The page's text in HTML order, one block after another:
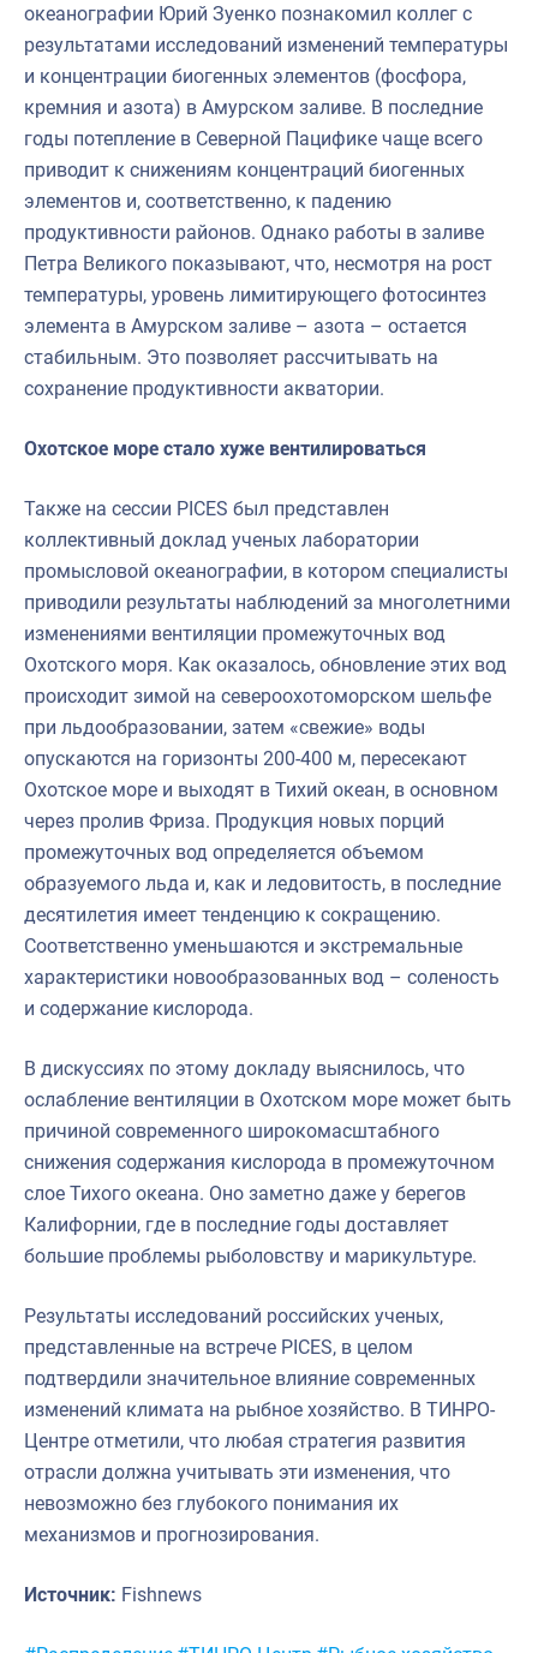
океанографии Юрий Зуенко познакомил коллег с
результатами исследований изменений температуры
и концентрации биогенных элементов (фосфора,
кремния и азота) в Амурском заливе. В последние
годы потепление в Северной Пацифике чаще всего
приводит к снижениям концентраций биогенных
элементов и, соответственно, к падению
продуктивности районов. Однако работы в заливе
Петра Великого показывают, что, несмотря на рост
температуры, уровень лимитирующего фотосинтез
элемента в Амурском заливе – азота – остается
стабильным. Это позволяет рассчитывать на
сохранение продуктивности акватории.
Охотское море стало хуже вентилироваться
Также на сессии PICES был представлен
коллективный доклад ученых лаборатории
промысловой океанографии, в котором специалисты
приводили результаты наблюдений за многолетними
изменениями вентиляции промежуточных вод
Охотского моря. Как оказалось, обновление этих вод
происходит зимой на североохотоморском шельфе
при льдообразовании, затем «свежие» воды
опускаются на горизонты 200-400 м, пересекают
Охотское море и выходят в Тихий океан, в основном
через пролив Фриза. Продукция новых порций
промежуточных вод определяется объемом
образуемого льда и, как и ледовитость, в последние
десятилетия имеет тенденцию к сокращению.
Соответственно уменьшаются и экстремальные
характеристики новообразованных вод – соленость
и содержание кислорода.
В дискуссиях по этому докладу выяснилось, что
ослабление вентиляции в Охотском море может быть
причиной современного широкомасштабного
снижения содержания кислорода в промежуточном
слое Тихого океана. Оно заметно даже у берегов
Калифорнии, где в последние годы доставляет
большие проблемы рыболовству и марикультуре.
Результаты исследований российских ученых,
представленные на встрече PICES, в целом
подтвердили значительное влияние современных
изменений климата на рыбное хозяйство. В ТИНРО-
Центре отметили, что любая стратегия развития
отрасли должна учитывать эти изменения, что
невозможно без глубокого понимания их
механизмов и прогнозирования.
Источник: Fishnews